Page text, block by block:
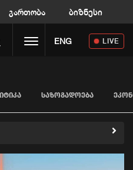
გართობა ბიზნესი
Toggle navigation
ENG LIVE
ᲡᲐᲖᲝᲒᲐᲓᲝᲔᲑᲐ